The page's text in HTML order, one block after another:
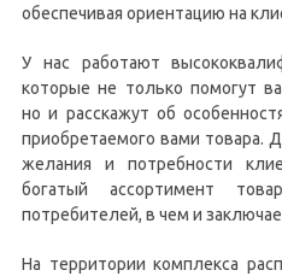
обеспечивая ориентацию на
У нас работают
которые не только помогут
но и расскажут об
приобретаемого вами товара.
желания и потребности
богатый ассортимент
потребителей, в чем и
На территории комплекса